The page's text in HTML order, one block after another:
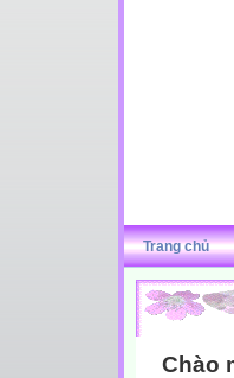
Trang chủ
Chào